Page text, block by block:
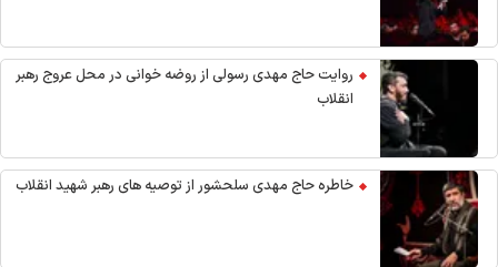
روایت حاج مهدی رسولی از روضه خوانی در محل عروج رهبر
انقلاب
خاطره حاج مهدی سلحشور از توصیه های رهبر شهید انقلاب